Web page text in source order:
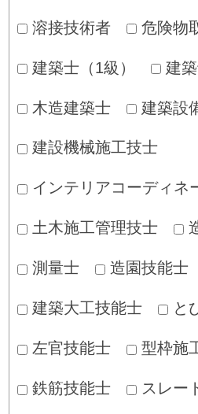
溶接技術者 危険物
建築士（1級） 建築
木造建築士 建築設
建設機械施工技士
インテリアコーディネ
土木施工管理技士
測量士 造園技能士
建築大工技能士 と
左官技能士 型枠施
鉄筋技能士 スレー